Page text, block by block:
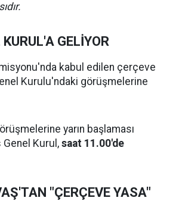
GELİYOR
kabul edilen çerçeve
Kurulu'ndaki görüşmelerine
yarın başlaması
Kurul,saat 11.00'de
"ÇERÇEVE YASA"